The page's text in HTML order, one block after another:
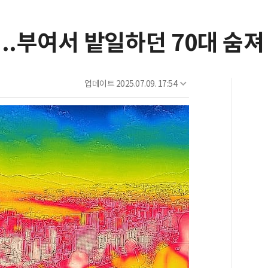
여서 밭일하던 70대 숨져
업데이트 2025.07.09. 17:54